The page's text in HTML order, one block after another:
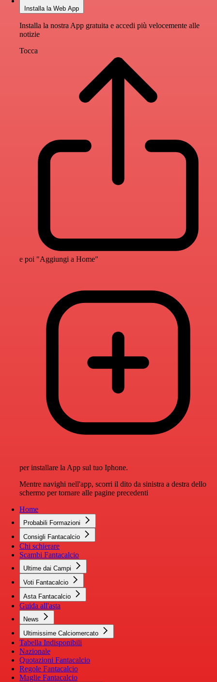
Installa la Web App
Installa la nostra App gratuita e accedi più velocemente alle
notizie
Tocca
e poi "Aggiungi a Home"
per installare la App sul tuo Iphone.
Mentre navighi nell'app, scorri il dito da sinistra a destra dello
schermo per tornare alle pagine precedenti
Home
Probabili Formazioni
Consigli Fantacalcio
Chi schierare
Scambi Fantacalcio
Ultime dai Campi
Voti Fantacalcio
Asta Fantacalcio
Guida all'asta
News
Ultimissime Calciomercato
Tabella Indisponibili
Nazionale
Quotazioni Fantacalcio
Regole Fantacalcio
Maglie Fantacalcio